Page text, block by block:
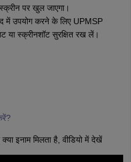
पर खुल जाएगा।
में उपयोग करने के लिए UPMSP
या स्क्रीनशॉट सुरक्षित रख लें।
इनाम मिलता है, वीडियो में देखें